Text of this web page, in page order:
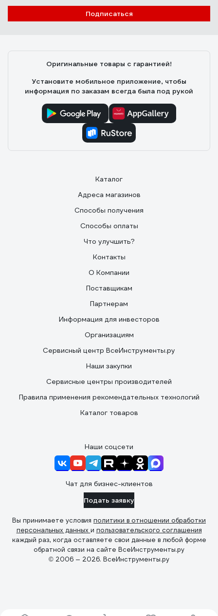
Подписаться
Оригинальные товары с гарантией!
Установите мобильное приложение, чтобы
информация по заказам всегда была под рукой
Каталог
Адреса магазинов
Способы получения
Способы оплаты
Что улучшить?
Контакты
О Компании
Поставщикам
Партнерам
Информация для инвесторов
Организациям
Сервисный центр ВсеИнструменты.ру
Наши закупки
Сервисные центры производителей
Правила применения рекомендательных технологий
Каталог товаров
Наши соцсети
Чат для бизнес-клиентов
Подать заявку
Вы принимаете условия политики в отношении обработки
персональных данных и пользовательского соглашения
каждый раз, когда оставляете свои данные в любой форме
обратной связи на сайте ВсеИнструменты.ру
© 2006 — 2026. ВсеИнструменты.ру